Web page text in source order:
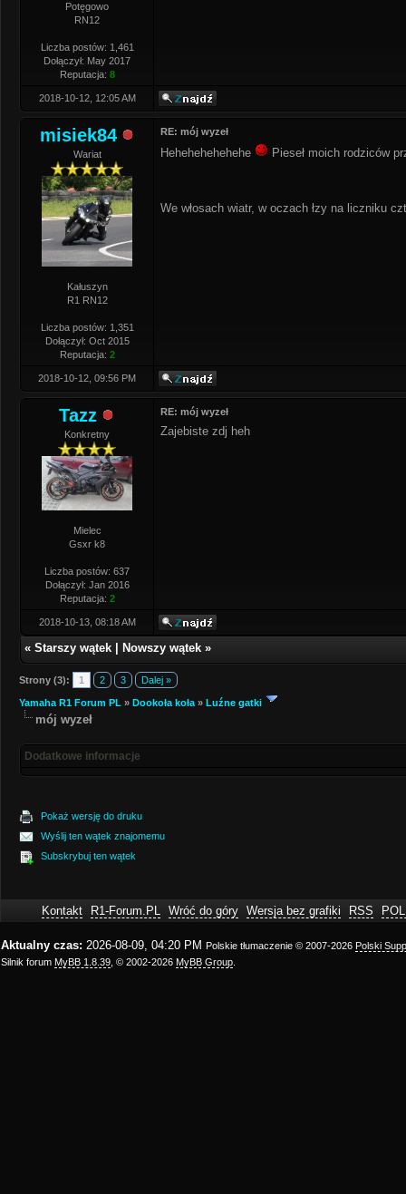
Potęgowo
RN12
Liczba postów: 1,461
Dołączył: May 2017
Reputacja: 8
2018-10-12, 12:05 AM
misiek84
Wariat
Kałuszyn
R1 RN12
Liczba postów: 1,351
Dołączył: Oct 2015
Reputacja: 2
RE: mój wyzeł
Hehehehehehehe Pieseł moich rodziców
We włosach wiatr, w oczach łzy na liczniku
2018-10-12, 09:56 PM
Tazz
Konkretny
Mielec
Gsxr k8
Liczba postów: 637
Dołączył: Jan 2016
Reputacja: 2
RE: mój wyzeł
Zajebiste zdj heh
2018-10-13, 08:18 AM
« Starszy wątek Nowszy wątek »
Strony (3): 1 2 3 Dalej »
Yamaha R1 Forum PL » Dookoła koła » Luźne gatki
mój wyzeł
Dodatkowe informacje
Pokaż wersję do druku
Wyślij ten wątek znajomemu
Subskrybuj ten wątek
Kontakt R1-Forum.PL Wróć do góry Wersja bez grafiki RSS
Aktualny czas: 2026-08-09, 04:20 PM Polskie tłumaczenie © 2007-2026 Polski
Silnik forum MyBB 1.8.39 , © 2002-2026 MyBB Group